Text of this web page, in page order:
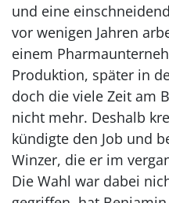
und eine
vor wenigen Jahren
einem
Produktion, später in
doch die viele Zeit am
nicht mehr. Deshalb
kündigte den Job und
Winzer, die er im
Die Wahl war dabei